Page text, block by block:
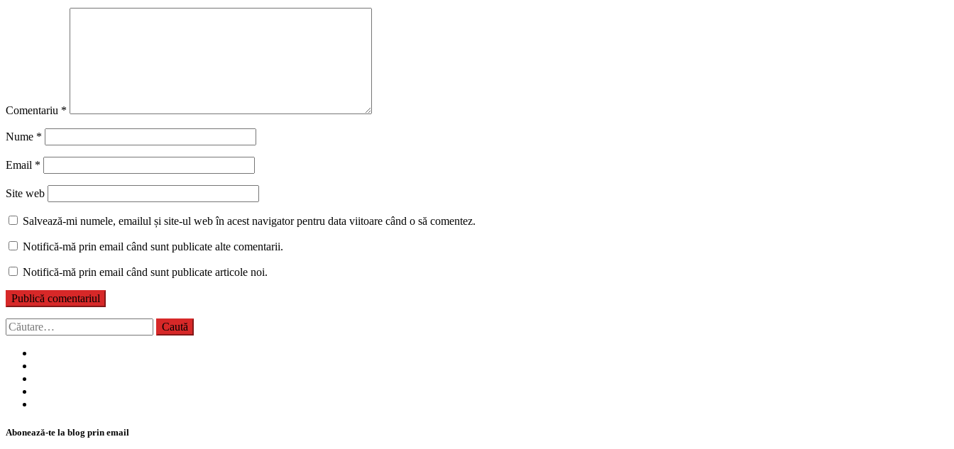
Comentariu *
Nume *
Email *
Site web
Salvează-mi numele, emailul și site-ul web în acest navigator pentru data viitoare când o să comentez.
Notifică-mă prin email când sunt publicate alte comentarii.
Notifică-mă prin email când sunt publicate articole noi.
Caută
după:
Abonează-te la blog prin email